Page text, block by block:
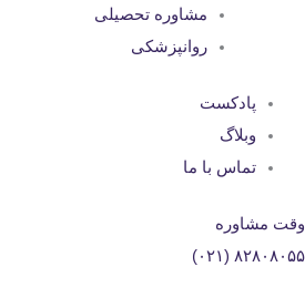
مشاوره تحصیلی
روانپزشکی
پادکست
وبلاگ
تماس با ما
وقت مشاوره
۸۲۸۰۸۰۵۵ (۰۲۱)